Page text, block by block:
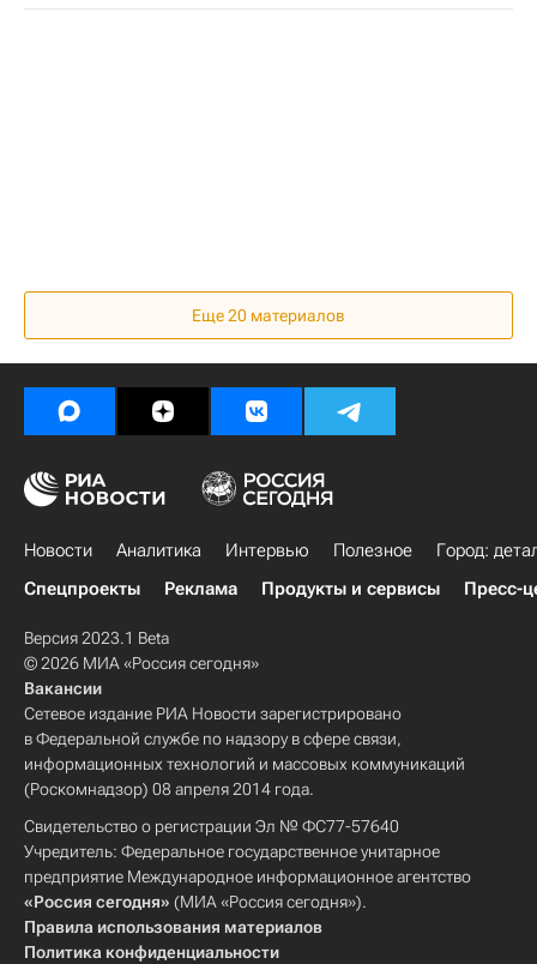
Полезное
Сочи
Риелторы
Еще 20 материалов
Новости Аналитика Интервью Полезное
Город:
Спецпроекты
Реклама Продукты и сервисы Пресс-
Версия 2023.1 Beta
© 2026 МИА «Россия сегодня»
Вакансии
Сетевое издание РИА Новости зарегистрировано
в Федеральной службе по надзору в сфере связи,
информационных технологий и массовых коммуникаций
(Роскомнадзор) 08 апреля 2014 года.
Свидетельство о регистрации Эл № ФС77-57640
Учредитель: Федеральное государственное унитарное
предприятие Международное информационное агентство
«Россия сегодня» (МИА «Россия сегодня»).
Правила использования материалов
Политика конфиденциальности